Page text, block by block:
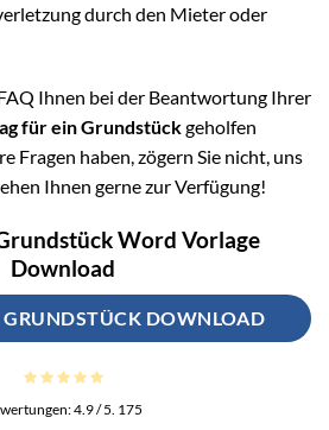
durch den Mieter oder
Ihnen bei der Beantwortung Ihrer
für ein Grundstückgeholfen
Fragen haben, zögern Sie nicht, uns
Ihnen gerne zur Verfügung!
Word Vorlage
Download
GRUNDSTÜCK DOWNLOAD
4.9/ 5. 175